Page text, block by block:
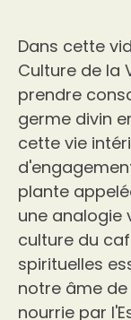
Dans cette
Culture de la
prendre
germe divin
cette vie
plante
une analogie
culture du
spirituelles
notre âme
nourrie par